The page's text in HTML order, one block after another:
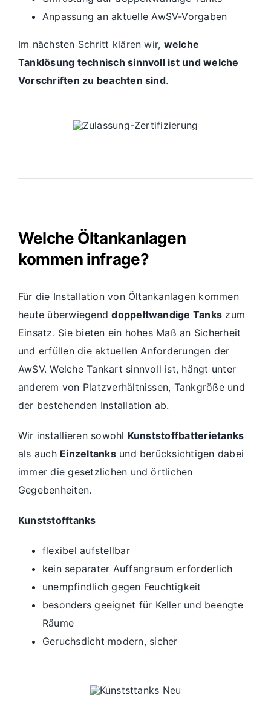
Anpassung an aktuelle AwSV-Vorgaben
Im nächsten Schritt klären wir, welche
Tanklösung technisch sinnvoll ist und welche
Vorschriften zu beachten sind.
Welche Öltankanlagen
kommen infrage?
Für die Installation von Öltankanlagen kommen
heute überwiegenddoppeltwandige Tanks zum
Einsatz. Sie bieten ein hohes Maß an Sicherheit
und erfüllen die aktuellen Anforderungen der
AwSV. Welche Tankart sinnvoll ist, hängt unter
anderem von Platzverhältnissen, Tankgröße und
der bestehenden Installation ab.
Wir installieren sowohl Kunststoffbatterietanks
als auch Einzeltanksund berücksichtigen dabei
immer die gesetzlichen und örtlichen
Gegebenheiten.
Kunststofftanks
flexibel aufstellbar
kein separater Auffangraum erforderlich
unempfindlich gegen Feuchtigkeit
besonders geeignet für Keller und beengte
Räume
Geruchsdicht modern, sicher